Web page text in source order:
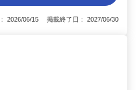
2026/06/15 掲載終了日： 2027/06/30